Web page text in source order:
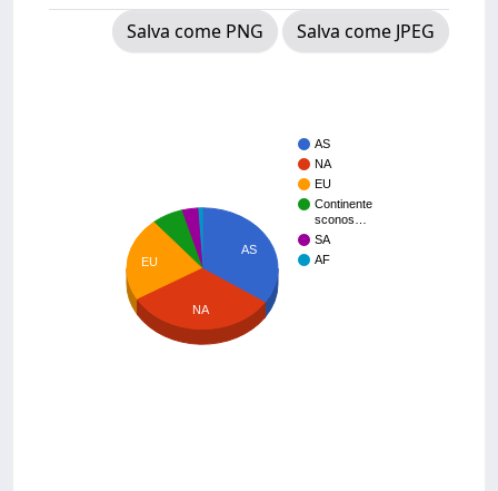
Salva come PNG
Salva come JPEG
AS
NA
EU
Continente
sconos…
SA
AF
AS
EU
NA